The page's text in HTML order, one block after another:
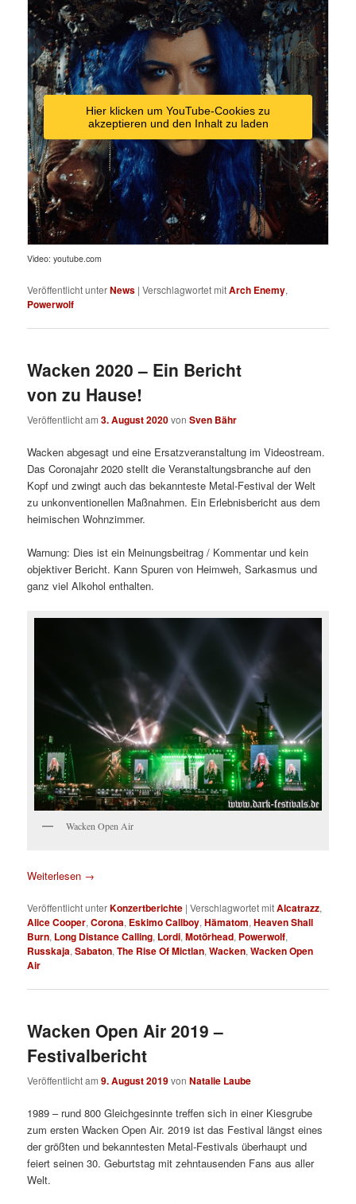
Hier klicken um YouTube-Cookies zu
akzeptieren und den Inhalt zu laden
Video: youtube.com
Veröffentlicht unterNews |Verschlagwortet mitArch Enemy,
Powerwolf
Wacken 2020 – Ein Bericht
von zu Hause!
Veröffentlicht am3. August 2020vonSven Bähr
Wacken abgesagt und eine Ersatzveranstaltung im Videostream.
Das Coronajahr 2020 stellt die Veranstaltungsbranche auf den
Kopf und zwingt auch das bekannteste Metal-Festival der Welt
zu unkonventionellen Maßnahmen. Ein Erlebnisbericht aus dem
heimischen Wohnzimmer.
Warnung: Dies ist ein Meinungsbeitrag / Kommentar und kein
objektiver Bericht. Kann Spuren von Heimweh, Sarkasmus und
ganz viel Alkohol enthalten.
Wacken Open Air
Weiterlesen →
Veröffentlicht unterKonzertberichte |Verschlagwortet mitAlcatrazz,
Alice Cooper,Corona, Eskimo Callboy,Hämatom,Heaven Shall
Burn, Long Distance Calling, Lordi,Motörhead, Powerwolf,
Russkaja,Sabaton,The Rise Of Mictlan,Wacken,Wacken Open
Air
Wacken Open Air 2019 –
Festivalbericht
Veröffentlicht am9. August 2019vonNatalie Laube
1989 – rund 800 Gleichgesinnte treffen sich in einer Kiesgrube
zum ersten Wacken Open Air. 2019 ist das Festival längst eines
der größten und bekanntesten Metal-Festivals überhaupt und
feiert seinen 30. Geburtstag mit zehntausenden Fans aus aller
Welt.